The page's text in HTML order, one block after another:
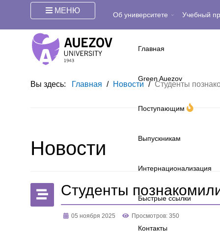
МЕНЮ Об университете Учебный
Главная
Green Auezov
Поступающим
Выпускникам
Интернационализация
Быстрые ссылки
Контакты
Вы здесь: Главная / Новости / Студенты
Новости
Студенты
05 ноября 2025 Просмотров: 350